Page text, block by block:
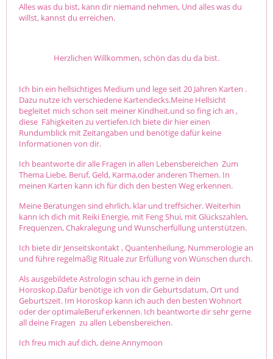
Alles was du bist, kann dir niemand nehmen, Und alles was du
willst, kannst du erreichen.
Herzlichen Willkommen, schön das du da bist.
Ich bin ein hellsichtiges Medium und lege seit 20 Jahren Karten .
Dazu nutze ich verschiedene Kartendecks.Meine Hellsicht
begleitet mich schon seit meiner Kindheit,und so fing ich an ,
diese Fähigkeiten zu vertiefen.Ich biete dir hier einen
Rundumblick mit Zeitangaben und benötige dafür keine
Informationen von dir.
Ich beantworte dir alle Fragen in allen Lebensbereichen Zum
Thema Liebe, Beruf, Geld, Karma,oder anderen Themen. In
meinen Karten kann ich für dich den besten Weg erkennen.
Meine Beratungen sind ehrlich, klar und treffsicher. Weiterhin
kann ich dich mit Reiki Energie, mit Feng Shui, mit Glückszahlen,
Frequenzen, Chakralegung und Wunscherfüllung unterstützen.
Ich biete dir Jenseitskontakt , Quantenheilung, Nummerologie an
und führe regelmäßig Rituale zur Erfüllung von Wünschen durch.
Als ausgebildete Astrologin schau ich gerne in dein
Horoskop.Dafür benötige ich von dir Geburtsdatum, Ort und
Geburtszeit. Im Horoskop kann ich auch den besten Wohnort
oder der optimaleBeruf erkennen. Ich beantworte dir sehr gerne
all deine Fragen zu allen Lebensbereichen.
Ich freu mich auf dich, deine Annymoon